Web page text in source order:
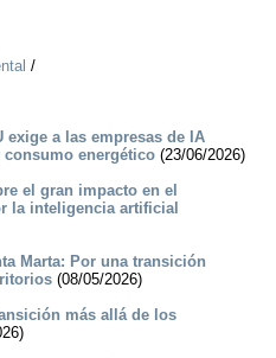
/
exige a las empresas de IA
energético (23/06/2026)
el gran impacto en el
la inteligencia artificial
Marta: Por una transición
(08/05/2026)
más allá de los